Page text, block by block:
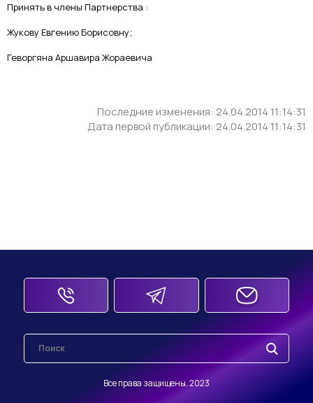
Принять в члены Партнерства :
Жукову Евгению Борисовну;
Геворгяна Аршавира Жораевича
Последние изменения: 24.04.2014 11:14:31
Дата первой публикации: 24.04.2014 11:14:31
Все права защищены, 2023